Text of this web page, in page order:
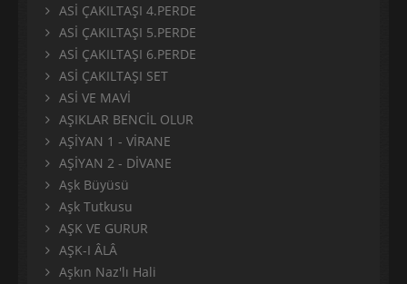
ASİ ÇAKILTAŞI 4.PERDE
ASİ ÇAKILTAŞI 5.PERDE
ASİ ÇAKILTAŞI 6.PERDE
ASİ ÇAKILTAŞI SET
ASİ VE MAVİ
AŞIKLAR BENCİL OLUR
AŞİYAN 1 - VİRANE
AŞİYAN 2 - DİVANE
Aşk Büyüsü
Aşk Tutkusu
AŞK VE GURUR
AŞK-I ÂLÂ
Aşkın Naz'lı Hali